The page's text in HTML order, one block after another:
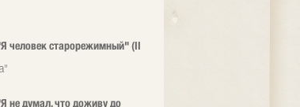
человек старорежимный" (II
не думал, что доживу до